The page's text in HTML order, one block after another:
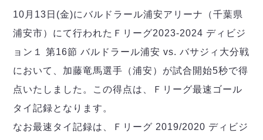
試合日程
順位表
戦績表
警告・退場・出場停止選手
個人ランキング｜シュート
個人ランキング｜シュート成功率
個人ランキング｜第2PK
名古屋オーシャンズ
シュライカー大阪
ボルクバレット北九州
バサジィ大分
メットライフ生命Ｆ２リーグ
ヴォスクオーレ仙台
日本フットサルリーグについて
大会概要
リーグ要項
クラブライセンス関連
アリーナ観戦マナー&ルール
過去の試合記録
ディビジョン1 試合記録
ディビジョン2 試合記録
Ｆリーグカップ 試合記録
リーグ統計データ
プロジェクト PROJECT
ABeam AWARD
DIVISION01
10月13日(金)にバルドラール浦安アリーナ（千葉県
浦安市）にて行われたＦリーグ2023-2024 ディビジ
ョン１ 第16節 バルドラール浦安 vs. バサジィ大分戦
において、加藤竜馬選手（浦安）が試合開始5秒で得
点いたしました。この得点は、Ｆリーグ最速ゴール
タイ記録となります。
なお最速タイ記録は、Ｆリーグ 2019/2020 ディビジ